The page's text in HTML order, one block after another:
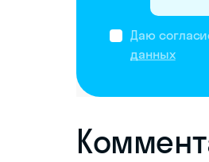
Даю
данных